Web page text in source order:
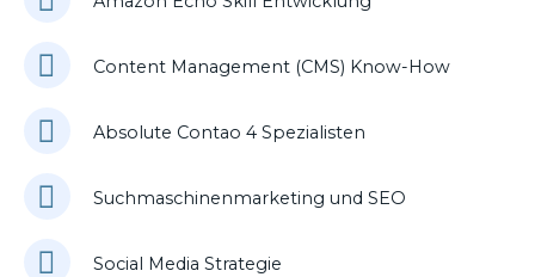
Content Management (CMS) Know-How
Absolute Contao 4 Spezialisten
Suchmaschinenmarketing und SEO
Social Media Strategie